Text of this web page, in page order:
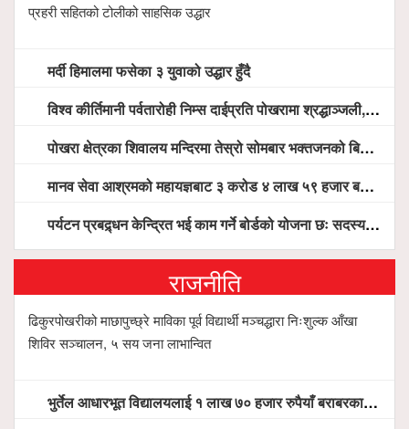
प्रहरी सहितको टोलीको साहसिक उद्धार
मर्दी हिमालमा फसेका ३ युवाको उद्धार हुँदै
विश्व कीर्तिमानी पर्वतारोही निम्स दाईप्रति पोखरामा श्रद्धाञ्जली, दीप प्रज्वलन गर्दै योगदानको प्रशंसा (भिडियो सहित)
पोखरा क्षेत्रका शिवालय मन्दिरमा तेस्रो सोमबार भक्तजनको बिहानैदेखि घुइँचो
मानव सेवा आश्रमको महायज्ञबाट ३ करोड ४ लाख ५९ हजार बचत, १ करोड ४४ लाख उठ्न बाँकी, विना संचार माध्यम तर प्रचार प्रसारमै भयो १९ लाख खर्च !
पर्यटन प्रबद्र्धन केन्द्रित भई काम गर्ने बोर्डको योजना छः सदस्य पोखरेल, चलिय पोखरालाई थप प्रभावकारी बनाउन होटल संघको माग
राजनीति
ढिकुरपोखरीको माछापुच्छ्रे माविका पूर्व विद्यार्थी मञ्चद्धारा निःशुल्क आँखा
शिविर सञ्चालन, ५ सय जना लाभान्वित
भुर्तेल आधारभूत विद्यालयलाई १ लाख ७० हजार रुपैयाँ बराबरका शैक्षिक सामग्री हस्तान्तरण